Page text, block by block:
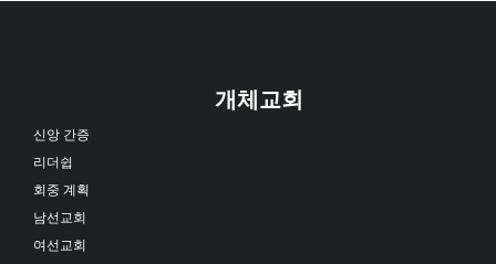
개체교회
신앙 간증
리더쉽
회중 계획
남선교회
여선교회